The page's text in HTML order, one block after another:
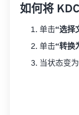
如何将
单击“选择
单击“转换
当状态变